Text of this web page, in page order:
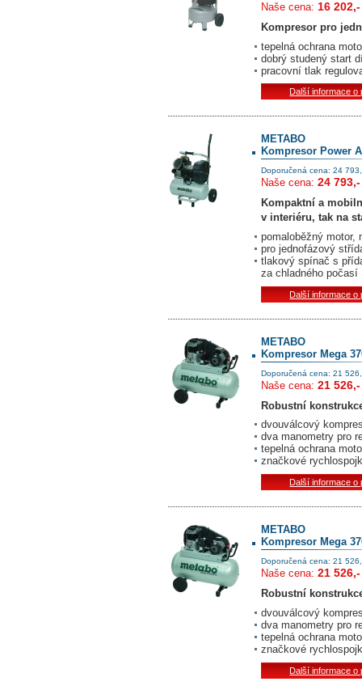
Naše cena: 16
Kompresor pro
tepelná ochrana
dobrý studený start
pracovní tlak
Další informace o
METABO
Kompresor Power
Doporučená cena: 24
Naše cena: 24
Kompaktní a mobiln
v interiéru, tak na
pomaloběžný motor,
pro jednofázový stří
tlakový spínač s pří
za chladného počasí
Další informace o
METABO
Kompresor Mega
Doporučená cena: 21
Naše cena: 21
Robustní
dvouválcový
dva manometry pro
tepelná ochrana
značkové
Další informace o
METABO
Kompresor Mega
Doporučená cena: 21
Naše cena: 21
Robustní
dvouválcový
dva manometry pro
tepelná ochrana
značkové
Další informace o